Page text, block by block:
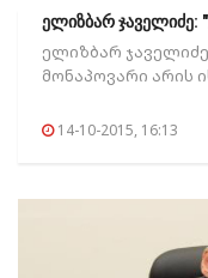
ელიზბარ ჯაველიძე:
ელიზბარ
მონაპოვარი არის
14-10-2015, 16:13